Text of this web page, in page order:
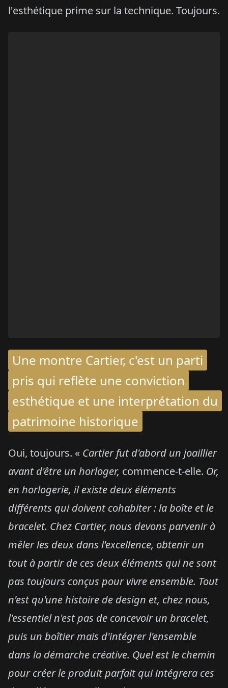
l'esthétique prime sur la technique. Toujours.
Une montre Cartier, c'est un parti
pris qui reflète une conviction
esthétique et une interprétation du
patrimoine historique
Oui, toujours. « Cartier fut d'abord un joaillier
avant d'être un horloger, commence-t-elle. Or,
en horlogerie, il existe deux éléments
différents qui doivent cohabiter : la boîte et le
bracelet. Chez Cartier, nous devons parvenir à
mêler les deux dans l'excellence, obtenir un
tout à partir de ces deux éléments qui ne sont
pas toujours conçus pour vivre ensemble. Tout
n'est qu'une histoire de design et, chez nous,
l'essentiel n'est pas de concevoir un bracelet,
puis un boîtier mais d'intégrer l'ensemble
dans la démarche créative. Quel est le chemin
pour créer le produit parfait qui intégrera ces